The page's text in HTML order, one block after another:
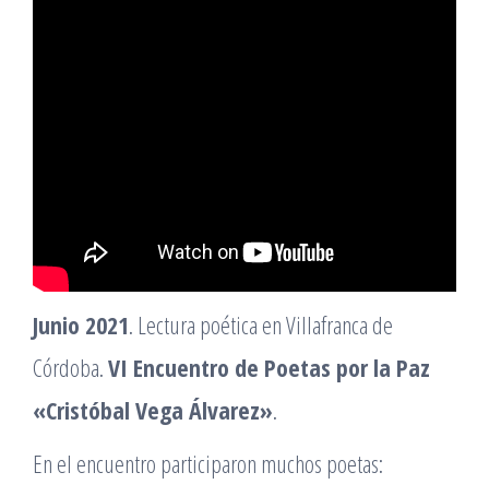
Junio 2021. Lectura poética en Villafranca de
Córdoba.VI Encuentro de Poetas por la Paz
«Cristóbal Vega Álvarez».
En el encuentro participaron muchos poetas: